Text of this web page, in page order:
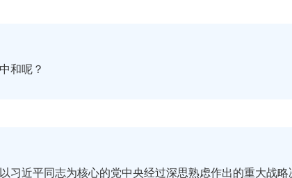
和呢？
习近平同志为核心的党中央经过深思熟虑作出的重大战